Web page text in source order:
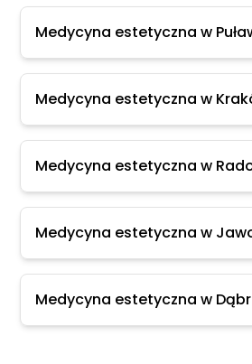
Medycyna estetyczna w
Medycyna estetyczna w
Medycyna estetyczna w
Medycyna estetyczna w
Medycyna estetyczna w